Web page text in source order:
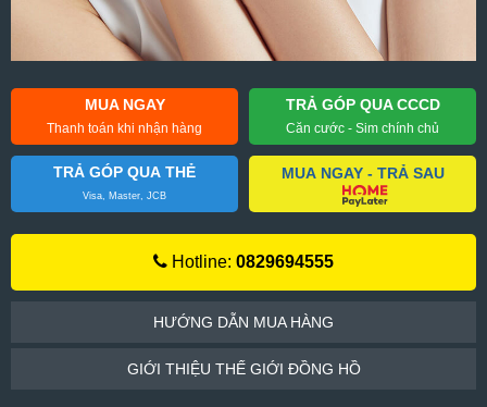
MUA NGAY
Thanh toán khi nhận hàng
TRẢ GÓP QUA CCCD
Căn cước - Sim chính chủ
TRẢ GÓP QUA THẺ
Visa, Master, JCB
MUA NGAY - TRẢ SAU
Hotline: 0829694555
HƯỚNG DẪN MUA HÀNG
GIỚI THIỆU THẾ GIỚI ĐỒNG HỒ